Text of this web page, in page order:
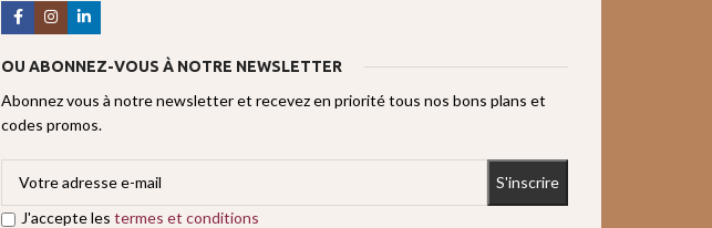
OU ABONNEZ-VOUS À NOTRE NEWSLETTER
Abonnez vous à notre newsletter et recevez en priorité tous nos bons plans et
codes promos.
J'accepte les termes et conditions